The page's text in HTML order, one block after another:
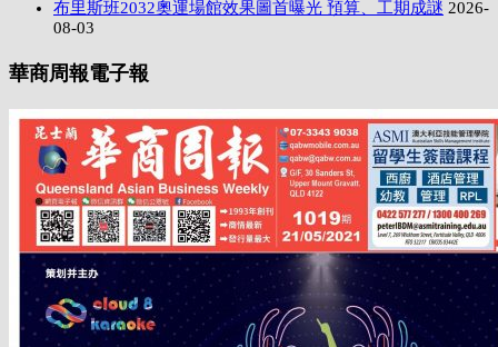
布里斯班2032奧運場館效果圖首曝光 預算、工期成謎 2026-
08-03
華商周報電子報